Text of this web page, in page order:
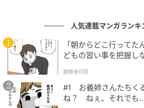
に取り入れたことで一躍時代の寵児
Rihanna
人気連載マンガランキ
「朝からどこ行って
どもの習い事を把握し
離婚後同居
#1 お義姉さんたちく
ね？ ねぇ、それでも…